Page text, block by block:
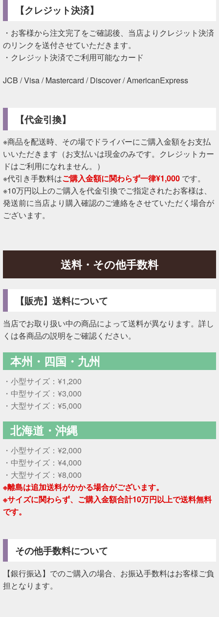
【クレジット決済】
・お客様から注文完了をご確認後、当店よりクレジット決済
のリンクを送付させていただきます。
・クレジット決済でご利用可能なカード
JCB / Visa / Mastercard / Discover / AmericanExpress
【代金引換】
※商品を配送時、その場でドライバーにご購入金額をお支払
いいただきます（お支払いは現金のみです。クレジットカー
ドはご利用になれません。）
※代引き手数料はご購入金額に関わらず一律¥1,000です。
※10万円以上のご購入を代金引換でご指定されたお客様は、
発送前に当店より購入確認のご連絡をさせていただく場合が
ございます。
送料・その他手数料
【販売】送料について
当店でお取り扱い中の商品によって送料が異なります。詳し
くは各商品の説明をご確認ください。
本州・四国・九州
・小型サイズ：¥1,200
・中型サイズ：¥3,000
・大型サイズ：¥5,000
北海道・沖縄
・小型サイズ：¥2,000
・中型サイズ：¥4,000
・大型サイズ：¥8,000
※離島は追加送料がかかる場合がございます。
※サイズに関わらず、ご購入金額合計10万円以上で送料無料
です。
その他手数料について
【銀行振込】でのご購入の場合、お振込手数料はお客様ご負
担となります。